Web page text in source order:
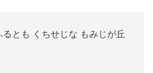
とも くちせじな もみじが丘